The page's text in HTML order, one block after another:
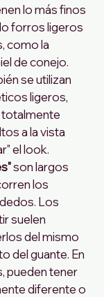
lo más finos
forros ligeros
como la
de conejo.
se utilizan
ligeros,
a la vista
el look.
son largos
los
Los
suelen
del mismo
del guante. En
pueden tener
diferente o